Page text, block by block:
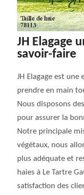
JH Elagage
savoir-faire
JH Elagage est
prendre en main
Nous disposons
pour assurer la
Notre principale
végétaux, nous
plus adéquate et
haies à Le Tartre
satisfaction des